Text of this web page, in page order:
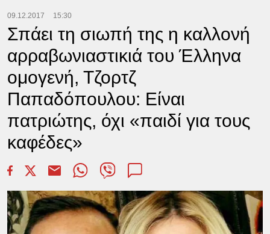
09.12.2017 15:30
Σπάει τη σιωπή της η καλλονή
αρραβωνιαστικιά του Έλληνα
ομογενή, Τζορτζ
Παπαδόπουλου: Είναι
πατριώτης, όχι «παιδί για τους
καφέδες»